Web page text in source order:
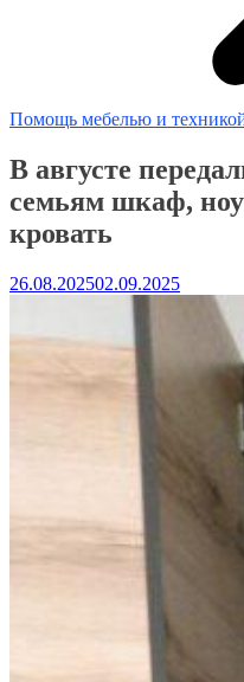
Помощь мебелью и
В августе
семьям шкаф,
кровать
26.08.202502.09.2025